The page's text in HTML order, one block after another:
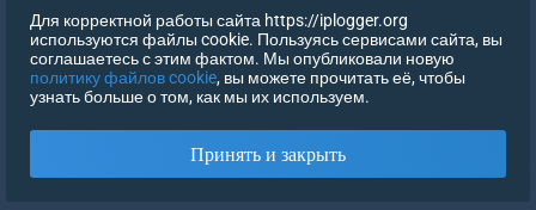
Удалить мои данные
Отозвать согласие
ВОЙТИ
Для корректной работы сайта https://iplogger.org
используются файлы cookie. Пользуясь сервисами сайта, вы
соглашаетесь с этим фактом. Мы опубликовали новую
политику файлов cookie, вы можете прочитать её, чтобы
узнать больше о том, как мы их используем.
Принять и закрыть